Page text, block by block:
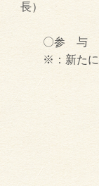
長）
〇参 与 又
※：新たに